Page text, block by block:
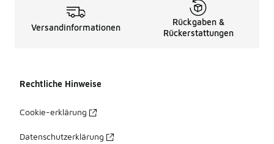
Versandinformationen
Rückgaben &
Rückerstattungen
Rechtliche Hinweise
Cookie-erklärung
Datenschutzerklärung